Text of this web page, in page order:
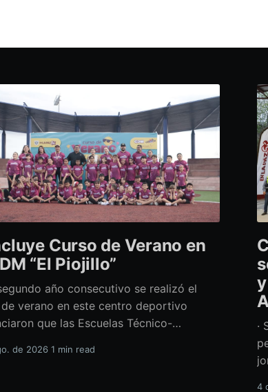
Curso de Verano en
“El Piojillo”
año consecutivo se realizó el
verano en este centro deportivo
que las Escuelas Técnico-
el próximo 24 de agosto Con una
de 2026 1 min read
·
4